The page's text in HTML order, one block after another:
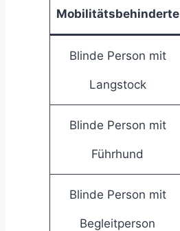
Mobilitätsbehinderte
Blinde Person mit
Langstock
Blinde Person mit
Führhund
Blinde Person mit
Begleitperson